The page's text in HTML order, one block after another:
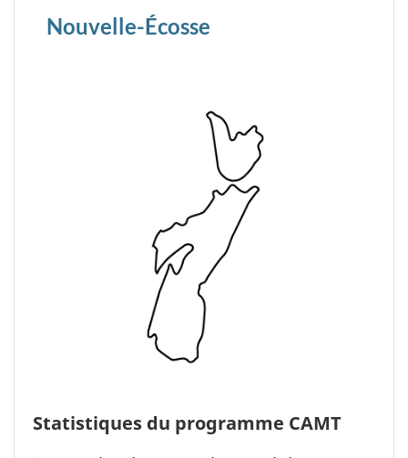
Nouvelle-Écosse
Statistiques du programme CAMT